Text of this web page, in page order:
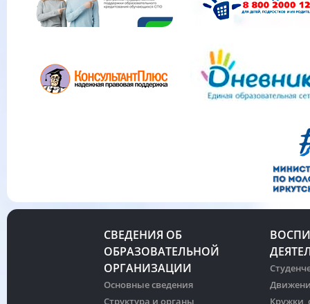
СВЕДЕНИЯ ОБ
ОБРАЗОВАТЕЛЬНОЙ
ОРГАНИЗАЦИИ
Основные сведения